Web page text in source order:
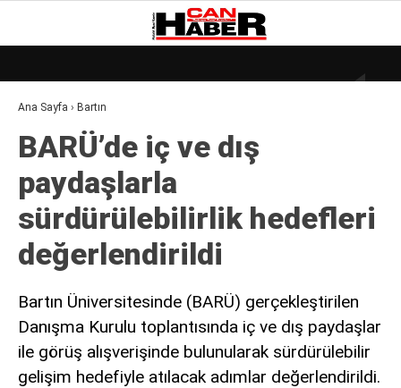
27.9°
GALERİ
DÜNYA
EKONOMI
GÜNDEM
KÜLÜR – SANAT
MAGAZIN
SAĞLIK
POLITIKA
Ana Sayfa › Bartın
BARÜ’de iç ve dış
paydaşlarla
sürdürülebilirlik hedefleri
değerlendirildi
Bartın Üniversitesinde (BARÜ) gerçekleştirilen
Danışma Kurulu toplantısında iç ve dış paydaşlar
ile görüş alışverişinde bulunularak sürdürülebilir
gelişim hedefiyle atılacak adımlar değerlendirildi.